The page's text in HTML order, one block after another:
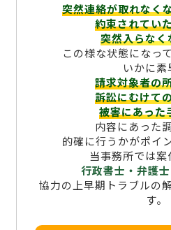
突然連絡が取れなく
約束されてい
突然入らな
この様な状態になっ
いかに素
請求対象者の
訴訟にむけて
被害にあった
内容にあった
的確に行うかがポイ
当事務所では案
行政書士・弁護
協力の上早期トラブルの
す。